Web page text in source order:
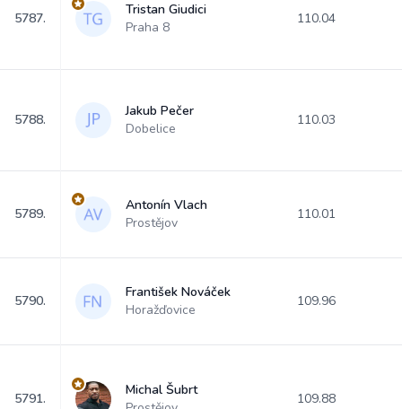
5787.
Tristan Giudici
Praha 8
110.04
5788.
Jakub Pečer
Dobelice
110.03
5789.
Antonín Vlach
Prostějov
110.01
5790.
František Nováček
Horažďovice
109.96
5791.
Michal Šubrt
109.88